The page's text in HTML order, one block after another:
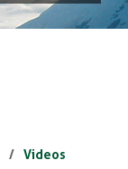
Videos